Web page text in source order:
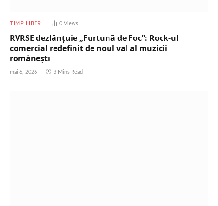
TIMP LIBER 0 Views
RVRSE dezlănțuie „Furtună de Foc”: Rock-ul
comercial redefinit de noul val al muzicii
românești
mai 6, 2026 3 Mins Read